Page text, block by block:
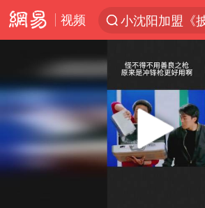
视频
小沈阳加盟《
白海豚雨量超
人形机器人第
多地银行上调
上海地铁4条线